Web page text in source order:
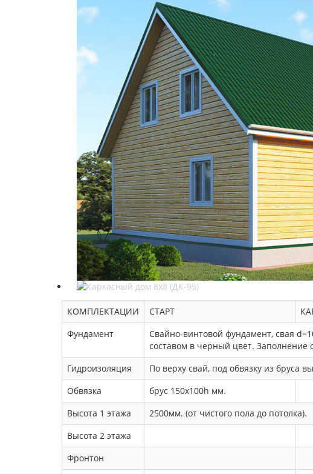
КОМПЛЕКТАЦИИ СТАРТ
Фундамент
Свайно-винтовой фундамент, свая
составом в черный цвет. Заполнение
Гидроизоляция
По верху свай, под обвязку из бруса
Обвязка
брус 150х100h мм.
Высота 1 этажа
2500мм. (от чистого пола до потолка).
Высота 2 этажа
Фронтон